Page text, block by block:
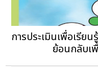
การประเมินเพื่อเรีย
ย้อนกลับเ